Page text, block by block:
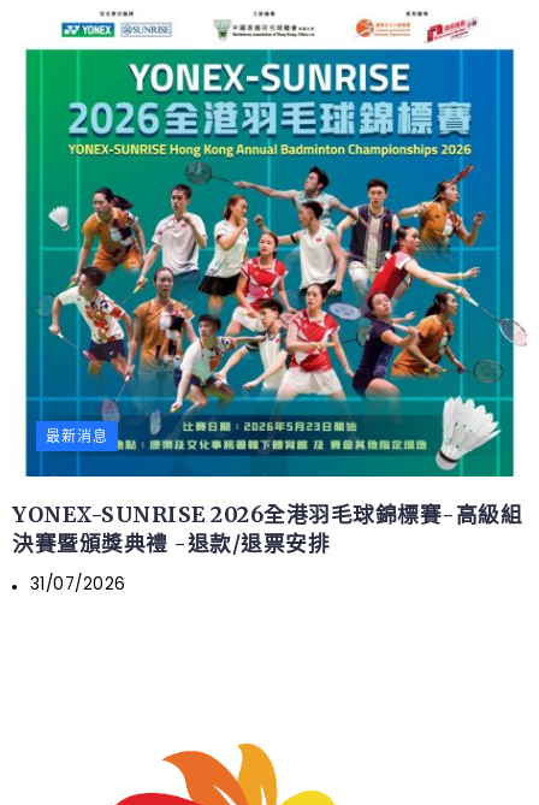
最新消息
YONEX-SUNRISE 2026全港羽毛球錦標賽-高級組
決賽暨頒獎典禮 -退款/退票安排
31/07/2026